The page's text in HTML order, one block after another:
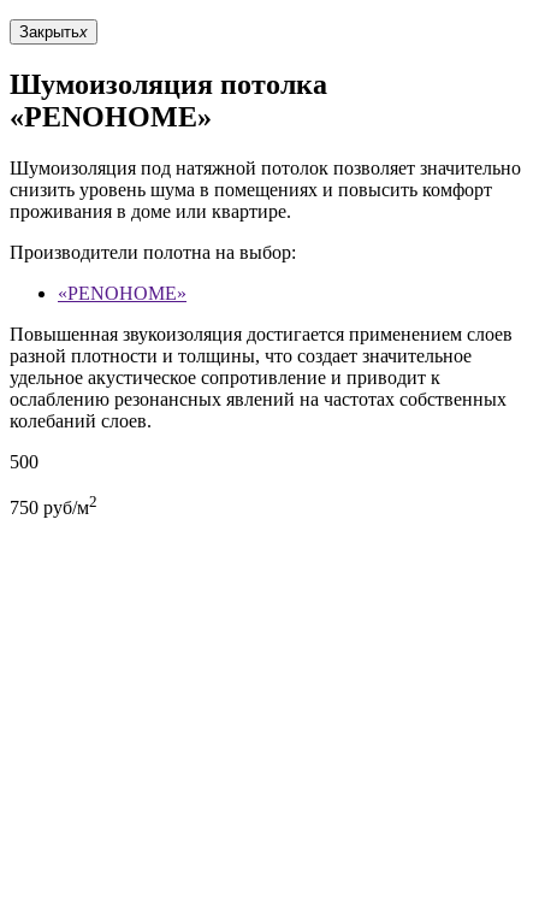
Закрытьx
Шумоизоляция потолка
«PENOHOME»
Шумоизоляция под натяжной потолок позволяет значительно
снизить уровень шума в помещениях и повысить комфорт
проживания в доме или квартире.
Производители полотна на выбор:
«PENOHOME»
Повышенная звукоизоляция достигается применением слоев
разной плотности и толщины, что создает значительное
удельное акустическое сопротивление и приводит к
ослаблению резонансных явлений на частотах собственных
колебаний слоев.
500
750 руб/м2